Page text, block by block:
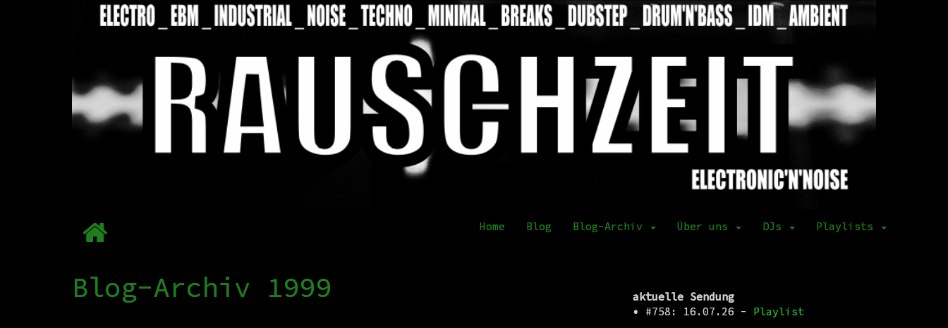
Home Blog Blog-Archiv Über uns DJs Playlists
Blog-Archiv 1999
aktuelle Sendung
•
#758: 16.07.26 - Playlist